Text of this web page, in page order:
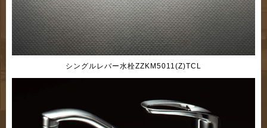
シングルレバー水栓ZZKM5011(Z)TCL